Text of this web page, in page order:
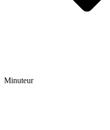
Minuteur